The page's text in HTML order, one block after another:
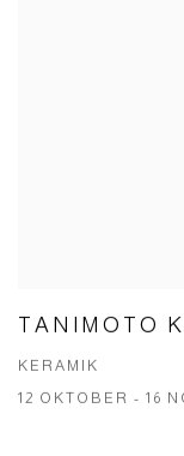
TANIMOTO
KERAMIK
12 OKTOBER - 16